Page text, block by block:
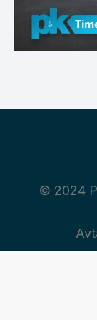
© 2024